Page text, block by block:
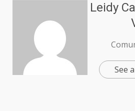
Leidy
See